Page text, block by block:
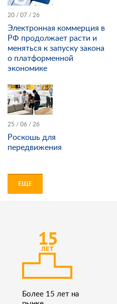
20 / 07 / 26
Электронная коммерция в
РФ продолжает расти и
меняться к запуску закона
о платформенной
экономике
25 / 06 / 26
Роскошь для
передвижения
ЕЩЕ
Более 15 лет на